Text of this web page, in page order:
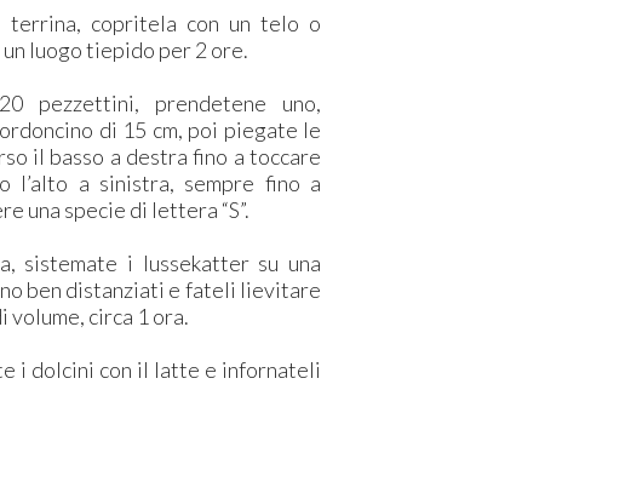
terrina, copritela con un telo o
luogo tiepido per 2 ore.
pezzettini, prendetene uno,
di 15 cm, poi piegate le
il basso a destra fino a toccare
l’alto a sinistra, sempre fino a
una specie di lettera “S”.
sistemate i lussekatter su una
ben distanziati e fateli lievitare
circa 1 ora.
i dolcini con il latte e infornateli